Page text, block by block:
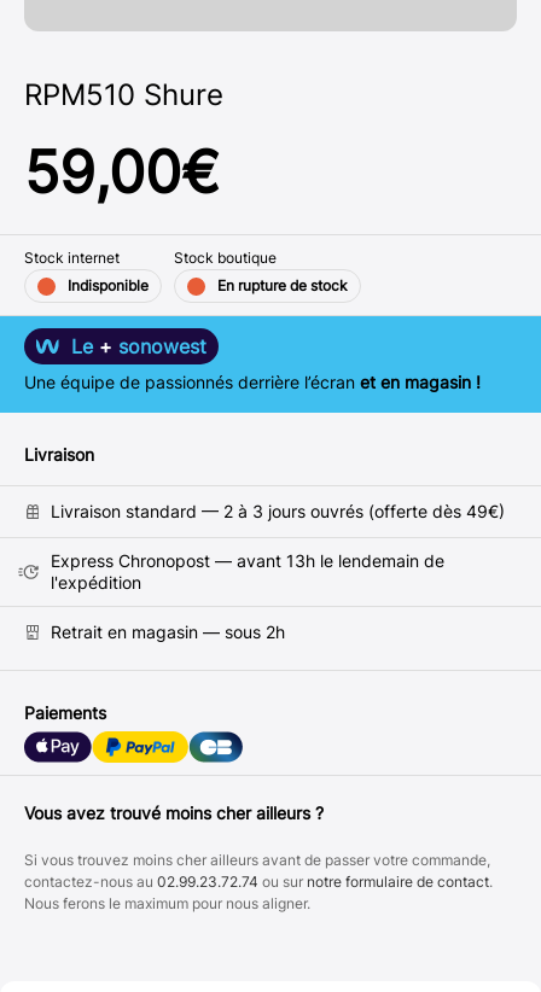
RPM510 Shure
59,00€
Stock internet
Indisponible
Stock boutique
En rupture de stock
Le + sonowest
Une équipe de passionnés derrière l’écran et en magasin !
Livraison
Livraison standard — 2 à 3 jours ouvrés (offerte dès 49€)
Express Chronopost — avant 13h le lendemain de
l'expédition
Retrait en magasin — sous 2h
Paiements
Vous avez trouvé moins cher ailleurs ?
Si vous trouvez moins cher ailleurs avant de passer votre commande,
contactez-nous au 02.99.23.72.74 ou sur notre formulaire de contact.
Nous ferons le maximum pour nous aligner.